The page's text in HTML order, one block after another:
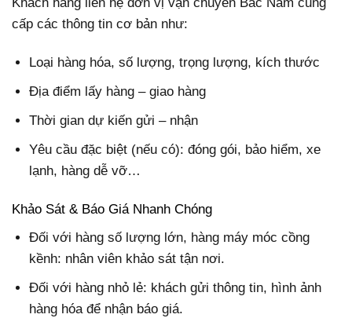
cấp các thông tin cơ bản như:
Loại hàng hóa, số lượng, trọng lượng, kích thước
Địa điểm lấy hàng – giao hàng
Thời gian dự kiến gửi – nhận
Yêu cầu đặc biệt (nếu có): đóng gói, bảo hiểm, xe
lạnh, hàng dễ vỡ…
Khảo Sát & Báo Giá Nhanh Chóng
Đối với hàng số lượng lớn, hàng máy móc cồng
kềnh: nhân viên khảo sát tận nơi.
Đối với hàng nhỏ lẻ: khách gửi thông tin, hình ảnh
hàng hóa để nhận báo giá.